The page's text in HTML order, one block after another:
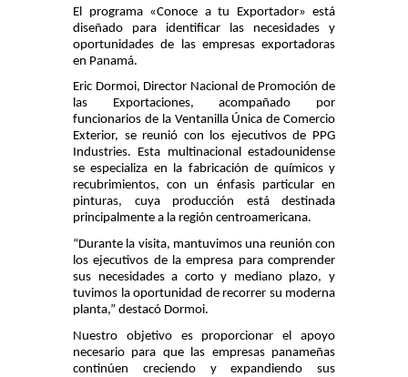
El programa «Conoce a tu Exportador» está
diseñado para identificar las necesidades y
oportunidades de las empresas exportadoras
en Panamá.
Eric Dormoi, Director Nacional de Promoción de
las Exportaciones, acompañado por
funcionarios de la Ventanilla Única de Comercio
Exterior, se reunió con los ejecutivos de PPG
Industries. Esta multinacional estadounidense
se especializa en la fabricación de químicos y
recubrimientos, con un énfasis particular en
pinturas, cuya producción está destinada
principalmente a la región centroamericana.
“Durante la visita, mantuvimos una reunión con
los ejecutivos de la empresa para comprender
sus necesidades a corto y mediano plazo, y
tuvimos la oportunidad de recorrer su moderna
planta,” destacó Dormoi.
Nuestro objetivo es proporcionar el apoyo
necesario para que las empresas panameñas
continúen creciendo y expandiendo sus